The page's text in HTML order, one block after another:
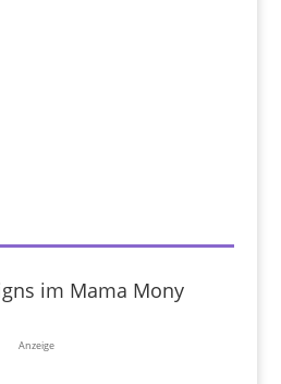
im Mama Mony
Anzeige